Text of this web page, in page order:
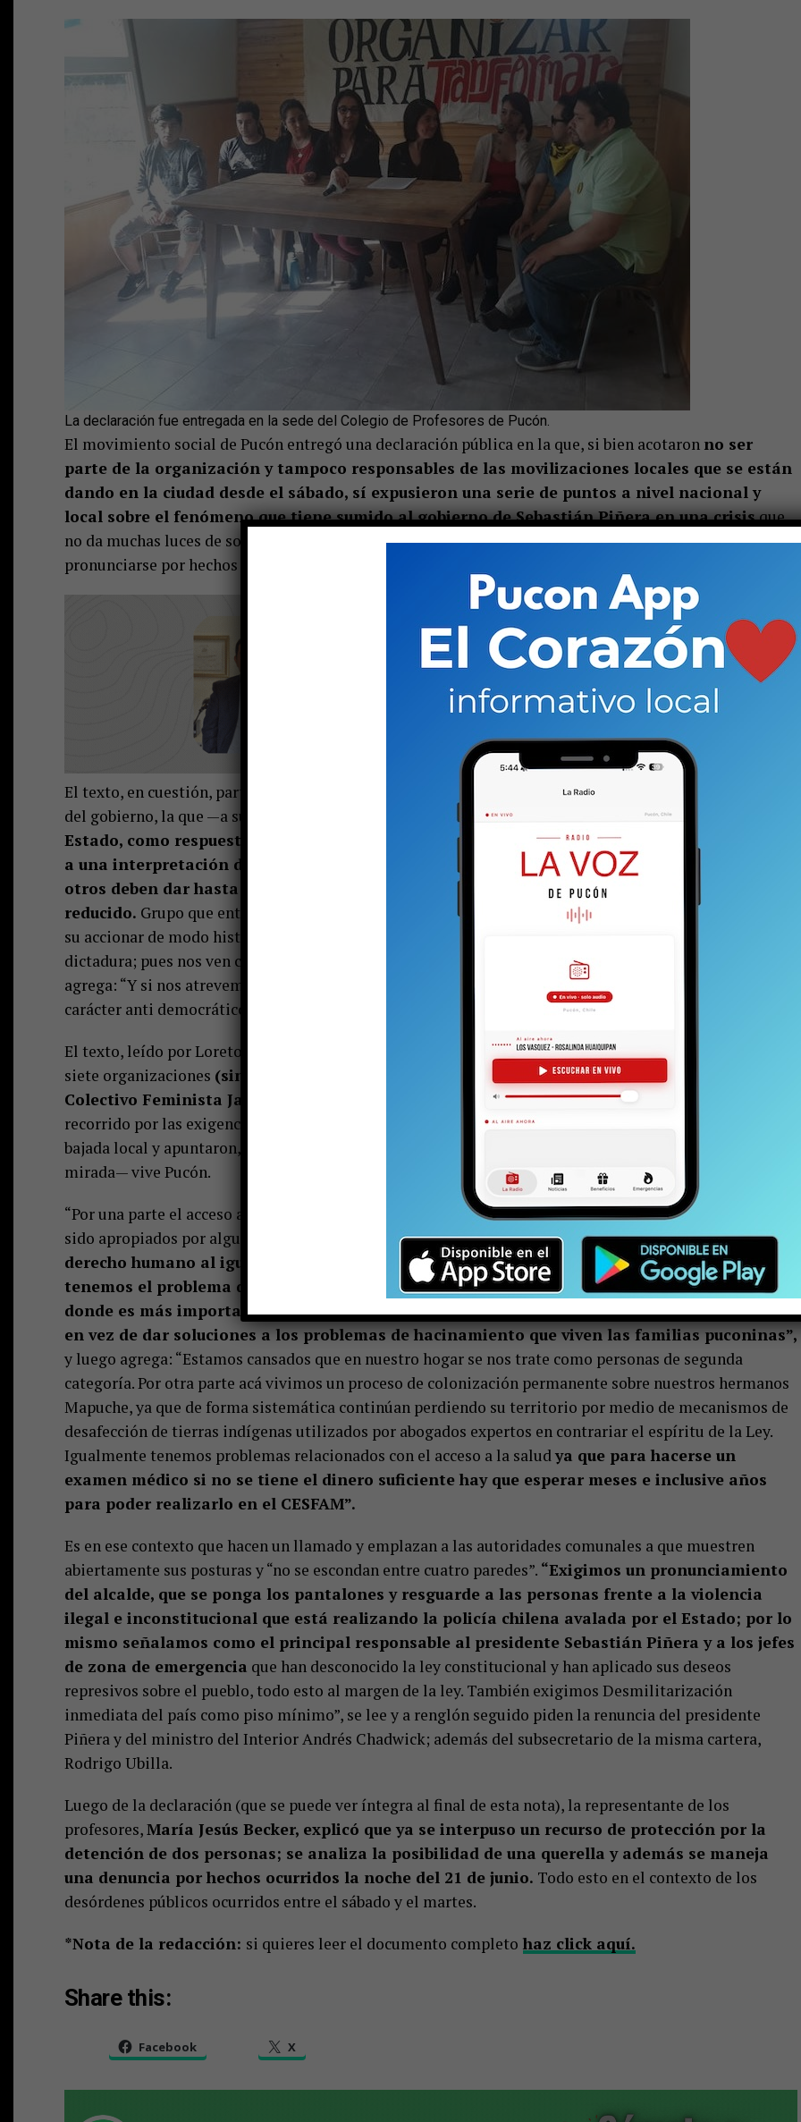
La declaración fue entregada en la sede del Colegio de Profesores de Pucón.
El movimiento social de Pucón entregó una declaración pública en la que, si bien acotaron no ser
parte de la organización y tampoco responsables de las movilizaciones locales que se están
dando en la ciudad desde el sábado, sí expusieron una serie de puntos a nivel nacional y
local sobre el fenómeno que tiene sumido al gobierno de Sebastián Piñera en una crisisque
no da muchas luces de solucionarse. Entre otras cosas emplazan, también, al alcalde Carlos Barra a
pronunciarse por hechos de violencia en contra de manifestantes.
El texto, en cuestión, parte con una crítica a lo que se considera como la “violencia de Estado” de parte
del gobierno, la que —a su juicio— trata de debilitar el movimiento.
“La violencia desatada por el
Estado, como respuesta a nuestras demandas, no ha sido un acto gratuito si no que obedece
a una interpretación de la sociedad en la que algunos poseen todos los derechos, mientras
otros deben dar hasta su última gota de sangre para mantener los privilegios de ese grupo
reducido. Grupo que entiende al país desde una postura de patrón de fundo ya que así ha desarrollado
su accionar de modo histórico apaleando al roto o asesinándolo y haciéndolo desaparecer durante la
dictadura; pues nos ven como un ganado del cual disponen para su lujo”, se lee en el documento, el que
agrega: “Y si nos atrevemos a reclamar nuestros derechos cambian las leyes o invocan aquellas de
carácter anti democrático construidas expresamente para defender sus privilegios”.
El texto, leído por Loreto Lagos del Movimiento Ambientalista Intercultural (MAI) y que agrupa a otras
siete organizaciones (sindicato del Hotel del Lago, Nielai Cullin, Secundarios de Pucón,
Colectivo Feminista Janequeo, profesores, sindicatos de la zona lacustre y No + AFP)
recorrido por las exigencias en el ámbito nacional que potencia el movimiento; también hicieron una
bajada local y apuntaron, principalmente, a las dificultades ambientales y sociales que —según su
mirada— vive Pucón.
“Por una parte el acceso al agua se hace cada vez más difícil, pues, nuestros esteros, ríos y lagos han
sido apropiados por algunos que viendo un negocio han hecho vista gorda a que este bienes un
derecho humano al igual que el aire y por lo mismo debiese ser de todos/as; también
tenemos el problema del crecimiento demográfico descontrolado basado en la especulación,
donde es más importante crear poblaciones de cuicos para que instalen su segunda vivienda
en vez de dar soluciones a los problemas de hacinamiento que viven las familias puconinas”,
y luego agrega: “Estamos cansados que en nuestro hogar se nos trate como personas de segunda
categoría. Por otra parte acá vivimos un proceso de colonización permanente sobre nuestros hermanos
Mapuche, ya que de forma sistemática continúan perdiendo su territorio por medio de mecanismos de
desafección de tierras indígenas utilizados por abogados expertos en contrariar el espíritu de la Ley.
Igualmente tenemos problemas relacionados con el acceso a la saludya que para hacerse un
examen médico si no se tiene el dinero suficiente hay que esperar meses e inclusive años
para poder realizarlo en el CESFAM”.
Es en ese contexto que hacen un llamado y emplazan a las autoridades comunales a que muestren
abiertamente sus posturas y “no se escondan entre cuatro paredes”. “Exigimos un pronunciamiento
del alcalde, que se ponga los pantalones y resguarde a las personas frente a la violencia
ilegal e inconstitucional que está realizando la policía chilena avalada por el Estado; por lo
mismo señalamos como el principal responsable al presidente Sebastián Piñera y a los jefes
de zona de emergencia que han desconocido la ley constitucional y han aplicado sus deseos
represivos sobre el pueblo, todo esto al margen de la ley. También exigimos Desmilitarización
inmediata del país como piso mínimo”, se lee y a renglón seguido piden la renuncia del presidente
Piñera y del ministro del Interior Andrés Chadwick; además del subsecretario de la misma cartera,
Rodrigo Ubilla.
Luego de la declaración (que se puede ver íntegra al final de esta nota), la representante de los
profesores,María Jesús Becker, explicó que ya se interpuso un recurso de protección por la
detención de dos personas; se analiza la posibilidad de una querella y además se maneja
una denuncia por hechos ocurridos la noche del 21 de junio. Todo esto en el contexto de los
desórdenes públicos ocurridos entre el sábado y el martes.
*Nota de la redacción: si quieres leer el documento completo haz click aquí.
Share this:
Facebook X